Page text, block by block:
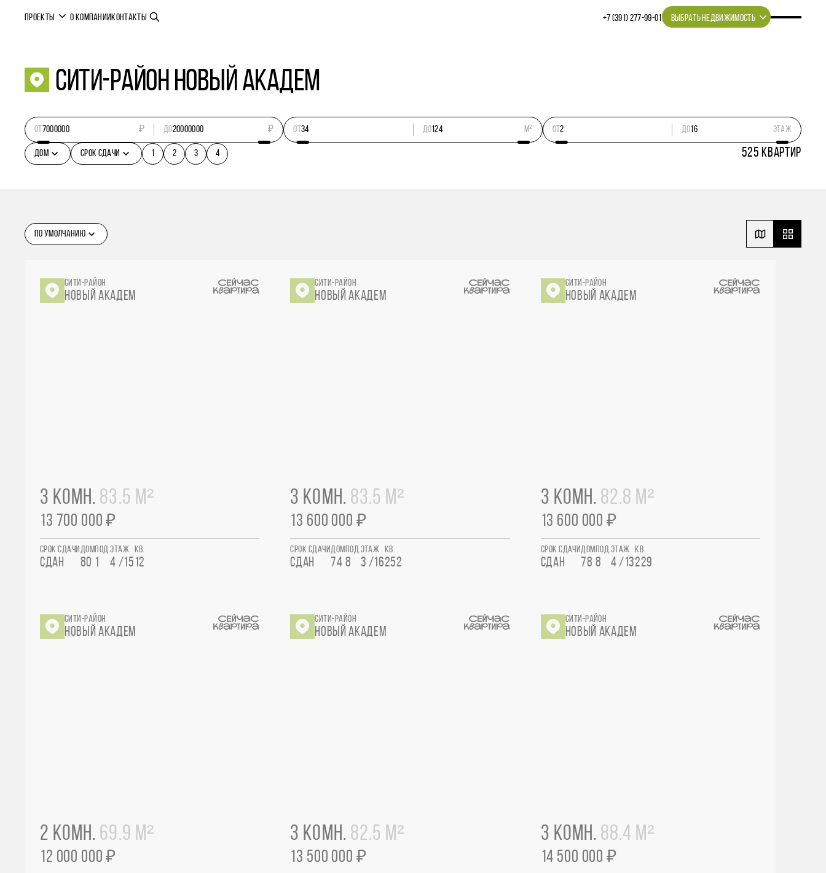
ПРОЕКТЫ О КОМПАНИИКОНТАКТЫ +7 (391) 277‒99‒01 ВЫБРАТЬ НЕДВИЖИМОСТЬ
Сити-район НОВЫЙ АКАДЕМ
ОТ ₽ ДО ₽ ОТ ДО м² ОТ ДО этаж
ДОМ СРОК СДАЧИ 1 2 3 4 525 КВАРТИР
ПО УМОЛЧАНИЮ
СИТИ-РАЙОН
НОВЫЙ АКАДЕМ
3 КОМН. 83.5 М²
13 700 000 ₽
СРОК СДАЧИ
СДАН
ДОМ
80
ПОД.
1
ЭТАЖ
4 /15
КВ.
12
СИТИ-РАЙОН
НОВЫЙ АКАДЕМ
3 КОМН. 83.5 М²
13 600 000 ₽
СРОК СДАЧИ
СДАН
ДОМ
74
ПОД.
8
ЭТАЖ
3 /16
КВ.
252
СИТИ-РАЙОН
НОВЫЙ АКАДЕМ
3 КОМН. 82.8 М²
13 600 000 ₽
СРОК СДАЧИ
СДАН
ДОМ
78
ПОД.
8
ЭТАЖ
4 /13
КВ.
229
СИТИ-РАЙОН
НОВЫЙ АКАДЕМ
2 КОМН. 69.9 М²
12 000 000 ₽
СИТИ-РАЙОН
НОВЫЙ АКАДЕМ
3 КОМН. 82.5 М²
13 500 000 ₽
СИТИ-РАЙОН
НОВЫЙ АКАДЕМ
3 КОМН. 88.4 М²
14 500 000 ₽